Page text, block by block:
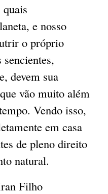
quais
e nosso
o próprio
devem sua
vão muito além
Vendo isso,
em casa
de pleno direito
natural.
Filho